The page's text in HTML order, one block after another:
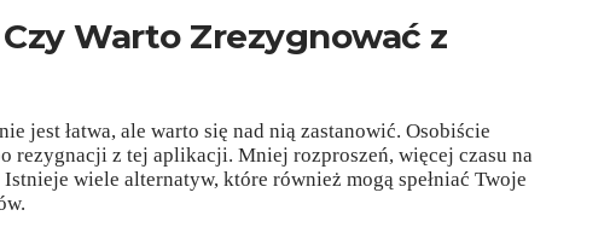
Warto Zrezygnować z
jest łatwa, ale warto się nad nią zastanowić. Osobiście
rezygnacji z tej aplikacji. Mniej rozproszeń, więcej czasu na
wiele alternatyw, które również mogą spełniać Twoje